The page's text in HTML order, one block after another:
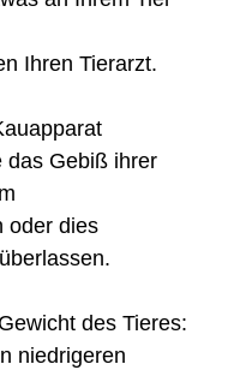
Ihren Tierarzt.
das Gebiß ihrer
oder dies
des Tieres:
niedrigeren